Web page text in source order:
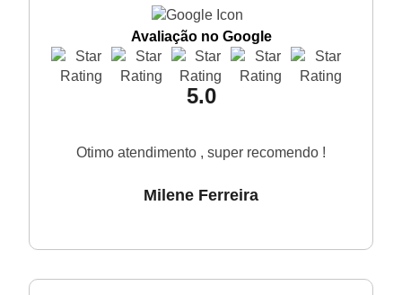
Avaliação no Google
5.0
Otimo atendimento , super recomendo !
Milene Ferreira